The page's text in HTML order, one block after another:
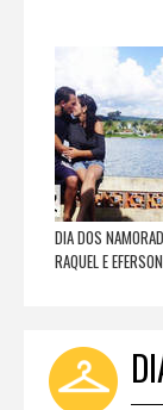
DIA DOS
RAQUEL E EFERSON